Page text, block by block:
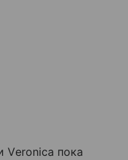
Veronica пока